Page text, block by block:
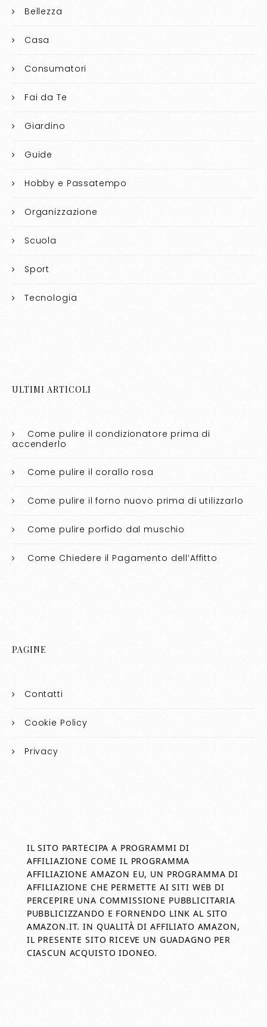
Bellezza
Casa
Consumatori
Fai da Te
Giardino
Guide
Hobby e Passatempo
Organizzazione
Scuola
Sport
Tecnologia
ULTIMI ARTICOLI
Come pulire il condizionatore prima di
accenderlo​​
Come pulire il corallo rosa​​
Come pulire il forno nuovo prima di utilizzarlo​​
Come pulire porfido dal muschio​​
Come Chiedere il Pagamento dell’Affitto
PAGINE
Contatti
Cookie Policy
Privacy
IL SITO PARTECIPA A PROGRAMMI DI
AFFILIAZIONE COME IL PROGRAMMA
AFFILIAZIONE AMAZON EU, UN PROGRAMMA DI
AFFILIAZIONE CHE PERMETTE AI SITI WEB DI
PERCEPIRE UNA COMMISSIONE PUBBLICITARIA
PUBBLICIZZANDO E FORNENDO LINK AL SITO
AMAZON.IT. IN QUALITÀ DI AFFILIATO AMAZON,
IL PRESENTE SITO RICEVE UN GUADAGNO PER
CIASCUN ACQUISTO IDONEO.